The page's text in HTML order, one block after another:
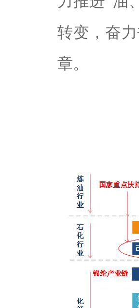
转变，奋
章。